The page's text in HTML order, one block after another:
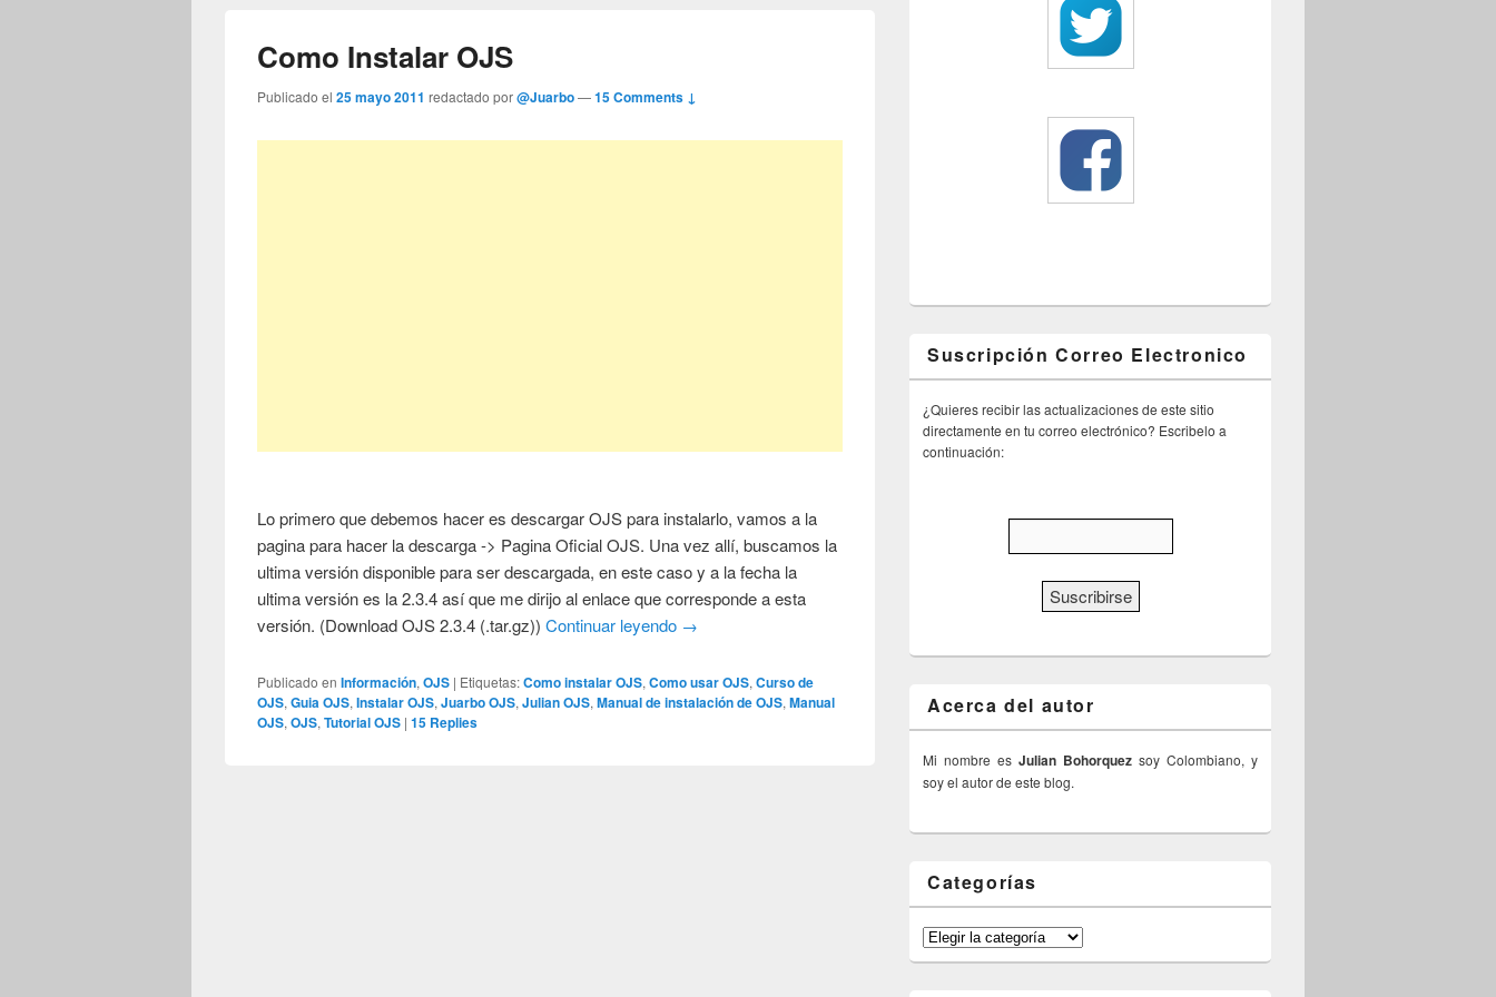
Como Instalar OJS
Publicado el25 mayo 2011 redactado por@Juarbo—15 Comments ↓
Lo primero que debemos hacer es descargar OJS para instalarlo, vamos a la
pagina para hacer la descarga -> Pagina Oficial OJS. Una vez allí, buscamos la
ultima versión disponible para ser descargada, en este caso y a la fecha la
ultima versión es la 2.3.4 así que me dirijo al enlace que corresponde a esta
versión. (Download OJS 2.3.4 (.tar.gz))Continuar leyendo →
Publicado en Información,OJS | Etiquetas:Como instalar OJS,Como usar OJS,Curso de
OJS,Guia OJS,Instalar OJS,Juarbo OJS,Julian OJS,Manual de instalación de OJS,Manual
OJS,OJS,Tutorial OJS |15 Replies
Suscripción Correo Electronico
¿Quieres recibir las actualizaciones de este sitio
directamente en tu correo electrónico? Escribelo a
continuación:
Acerca del autor
Mi nombre es Julian Bohorquez soy Colombiano, y
soy el autor de este blog.
Categorías
Categorías